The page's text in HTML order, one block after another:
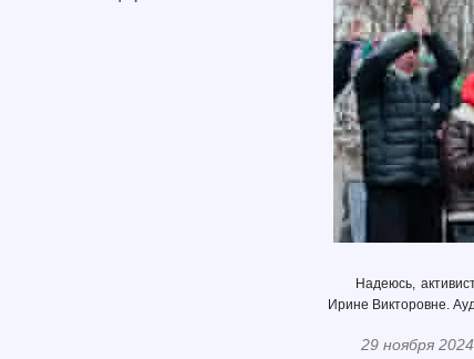
Надеюсь,
Ирине Викторовне.
29 ноября 2024